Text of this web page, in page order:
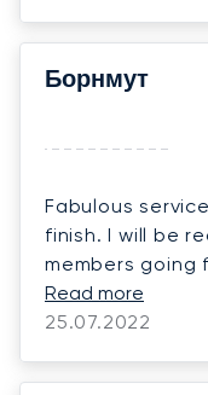
Борнмут
Fabulous
finish. I will be
members going forward.
transport in
clear that we
outside the
Read more
25.07.2022